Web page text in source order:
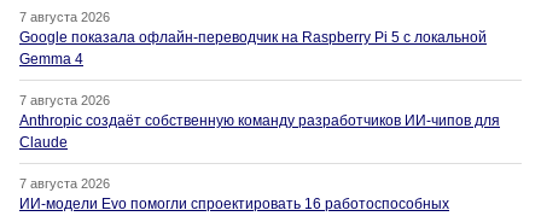
7 августа 2026
Google показала офлайн-переводчик на Raspberry Pi 5 с локальной
Gemma 4
7 августа 2026
Anthropic создаёт собственную команду разработчиков ИИ-чипов для
Claude
7 августа 2026
ИИ-модели Evo помогли спроектировать 16 работоспособных